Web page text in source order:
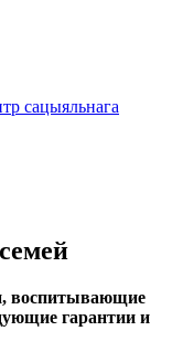
сацыяльнага
воспитывающие
гарантии и